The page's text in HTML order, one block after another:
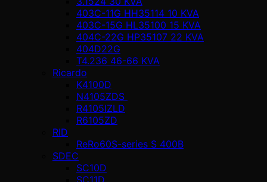
403C-11G HH35114 10 KVA
403C-15G HL35100 15 KVA
404C-22G HP35107 22 KVA
404D22G
T4.236 46-66 KVA
Ricardo
K4100D
N4105ZDS
R4105IZLD
R6105ZD
RID
ReRo60S-series S 400В
SDEC
SC10D
SC11D